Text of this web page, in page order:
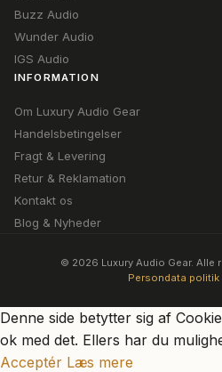
Buzz Audio
Wunder Audio
IGS Audio
INFORMATION
Om Luxury Audio Gear
Handelsbetingelser
Fragt & Levering
Retur & Reklamation
Kontakt os
Blog & Nyheder
© 2026 Luxury Audio Gear. Alle
Persondata politik
Denne side betytter sig af
ok med det. Ellers har du
Acceptér Læs mere